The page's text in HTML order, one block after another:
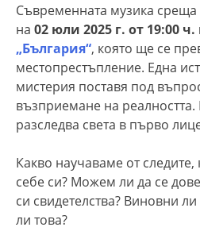
Съвременната музика
на 02 юли 2025 г. от 19:00
„България“, която ще се
местопрестъпление. Една
мистерия поставя под
възприемане на реалността.
разследва света в първо
Какво научаваме от
себе си? Можем ли да се
си свидетелства? Виновни
ли това?